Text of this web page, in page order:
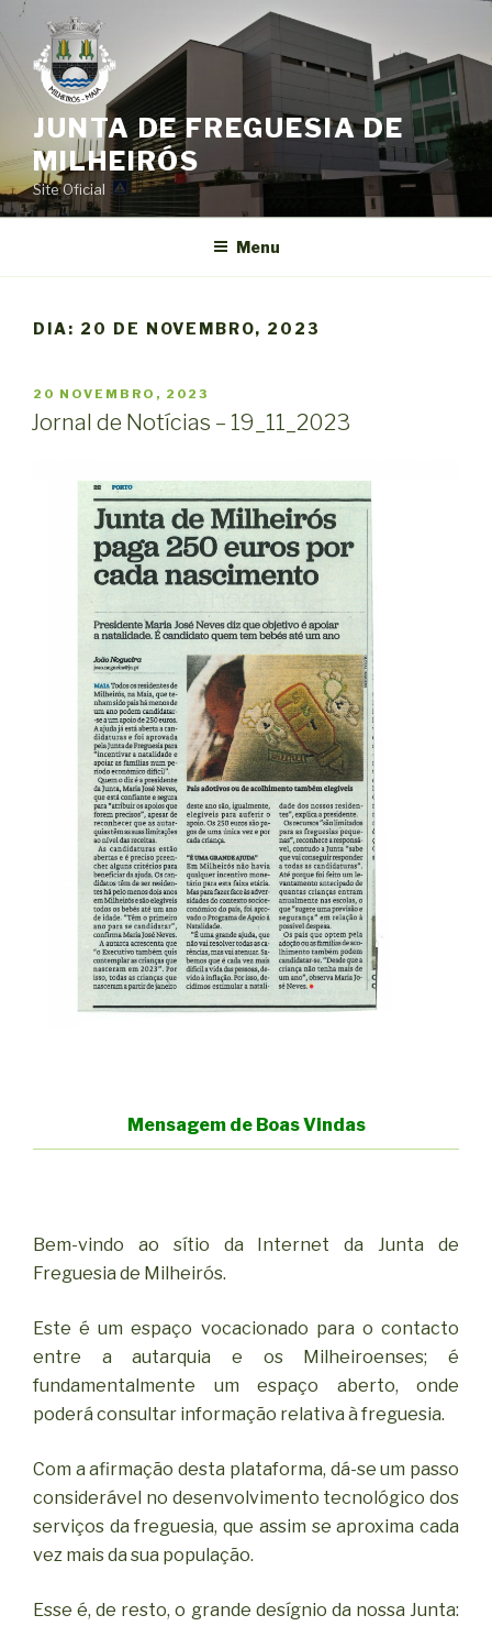
Saltar
o
conteúdo
JUNTA DE FREGUESIA DE
MILHEIRÓS
Site Oficial
Menu
DIA: 20 DE NOVEMBRO, 2023
PUBLICADO
EM
20 NOVEMBRO, 2023
Jornal de Notícias – 19_11_2023
Mensagem de Boas Vindas
Bem-vindo ao sítio da Internet da Junta de
Freguesia de Milheirós.
Este é um espaço vocacionado para o contacto
entre a autarquia e os Milheiroenses; é
fundamentalmente um espaço aberto, onde
poderá consultar informação relativa à freguesia.
Com a afirmação desta plataforma, dá-se um passo
considerável no desenvolvimento tecnológico dos
serviços da freguesia, que assim se aproxima cada
vez mais da sua população.
Esse é, de resto, o grande desígnio da nossa Junta: